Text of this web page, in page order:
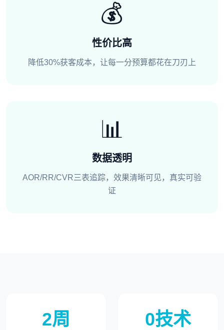
💰
性价比高
降低30%获客成本，让每一分预算都花在刀刃上
📊
数据透明
AOR/RR/CVR三表追踪，效果清晰可见，真实可验
证
2周 0技术